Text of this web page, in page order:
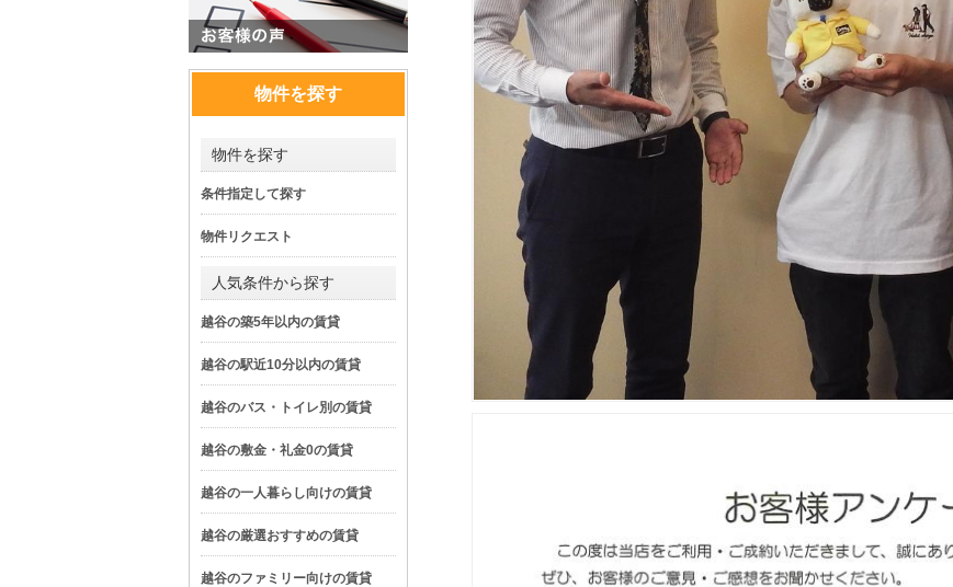
物件を探す
物件を探す
条件指定して探す
物件リクエスト
人気条件から探す
越谷の築5年以内の賃貸
越谷の駅近10分以内の賃貸
越谷のバス・トイレ別の賃貸
越谷の敷金・礼金0の賃貸
越谷の一人暮らし向けの賃貸
越谷の厳選おすすめの賃貸
越谷のファミリー向けの賃貸